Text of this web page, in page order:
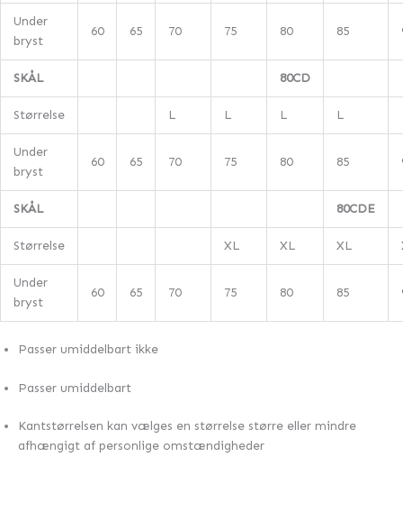
Under
bryst
60 65 70 75 80 85
SKÅL 80CD
Størrelse L L L L
Under
bryst
60 65 70 75 80 85
SKÅL 80CDE
Størrelse XL XL XL
Under
bryst
60 65 70 75 80 85
Passer umiddelbart ikke
Passer umiddelbart
Kantstørrelsen kan vælges en størrelse større eller mindre
afhængigt af personlige omstændigheder